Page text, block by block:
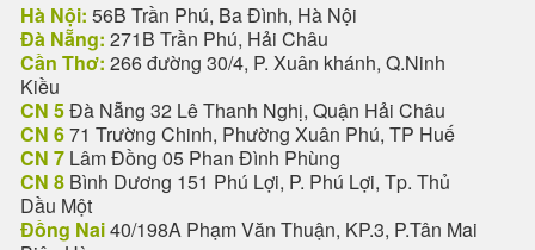
Hà Nội: 56B Trần Phú, Ba Đình, Hà Nội
Đà Nẵng: 271B Trần Phú, Hải Châu
Cần Thơ: 266 đường 30/4, P. Xuân khánh, Q.Ninh
Kiều
CN 5Đà Nẵng 32 Lê Thanh Nghị, Quận Hải Châu
CN 671 Trường Chinh, Phường Xuân Phú, TP Huế
CN 7 Lâm Đồng 05 Phan Đình Phùng
CN 8 Bình Dương 151 Phú Lợi, P. Phú Lợi, Tp. Thủ
Dầu Một
Đồng Nai40/198A Phạm Văn Thuận, KP.3, P.Tân Mai